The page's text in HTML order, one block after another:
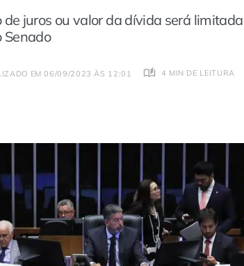
juros ou valor da dívida será
Senado
EM 06/09/2023 ÀS 12:01 4 MIN DE LEITURA